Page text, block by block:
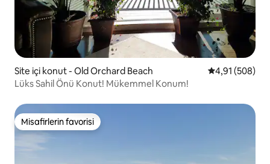
Site içi konut - Old Orchard Beach 5 üzerinden
4,91 (508)
Lüks Sahil Önü Konut! Mükemmel Konum!
Misafirlerin favorisi
Misafirlerin favorisi